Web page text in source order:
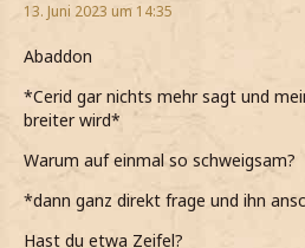
13. Juni 2023 um 14:35
Abaddon
*Cerid gar nichts mehr sagt und
breiter wird*
Warum auf einmal so schweigsam?
*dann ganz direkt frage und ihn
Hast du etwa Zeifel?